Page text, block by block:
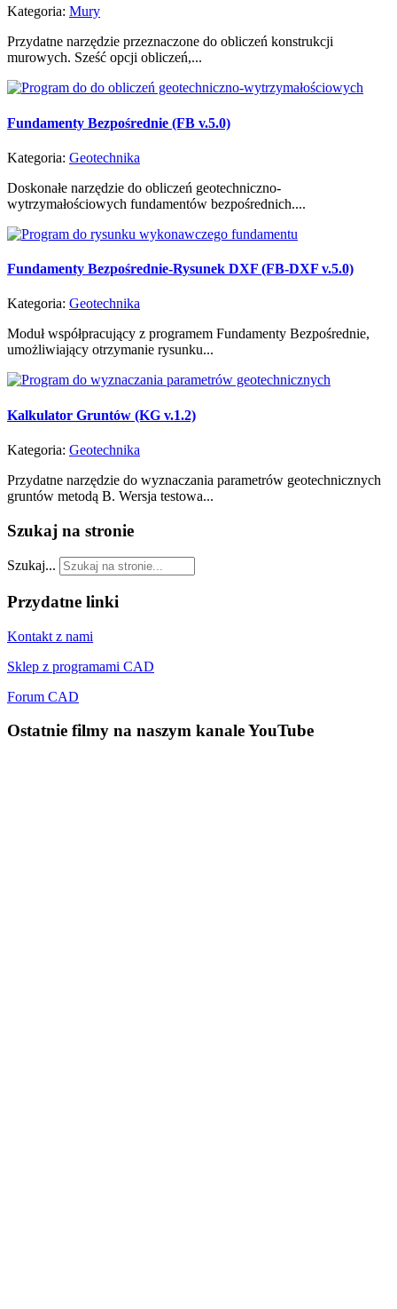
Kategoria: Mury
Przydatne narzędzie przeznaczone do obliczeń konstrukcji
murowych. Sześć opcji obliczeń,...
Fundamenty Bezpośrednie (FB v.5.0)
Kategoria: Geotechnika
Doskonałe narzędzie do obliczeń geotechniczno-
wytrzymałościowych fundamentów bezpośrednich....
Fundamenty Bezpośrednie-Rysunek DXF (FB-DXF v.5.0)
Kategoria: Geotechnika
Moduł współpracujący z programem Fundamenty Bezpośrednie,
umożliwiający otrzymanie rysunku...
Kalkulator Gruntów (KG v.1.2)
Kategoria: Geotechnika
Przydatne narzędzie do wyznaczania parametrów geotechnicznych
gruntów metodą B. Wersja testowa...
Szukaj na stronie
Szukaj...
Przydatne linki
Kontakt z nami
Sklep z programami CAD
Forum CAD
Ostatnie filmy na naszym kanale YouTube